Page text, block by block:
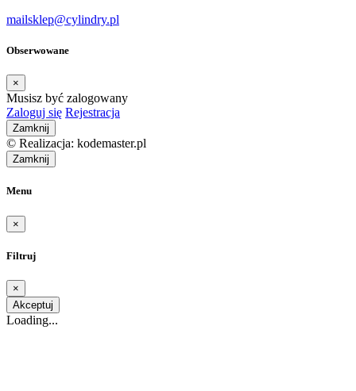
mailsklep@cylindry.pl
Obserwowane
×
Musisz być zalogowany
Zaloguj się Rejestracja
Zamknij
© Realizacja: kodemaster.pl
Zamknij
Menu
×
Filtruj
×
Akceptuj
Loading...